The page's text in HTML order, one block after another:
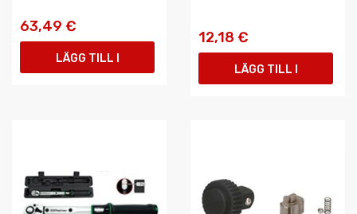
63,49 €
LÄGG TILL I
12,18 €
LÄGG TILL I